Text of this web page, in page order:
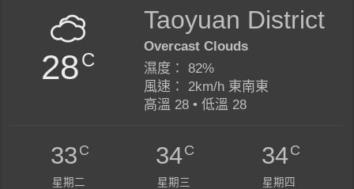
28C
Taoyuan District
Overcast Clouds
濕度： 82%
風速： 2km/h 東南東
高溫 28 • 低溫 28
33C
星期二
34C
星期三
34C
星期四